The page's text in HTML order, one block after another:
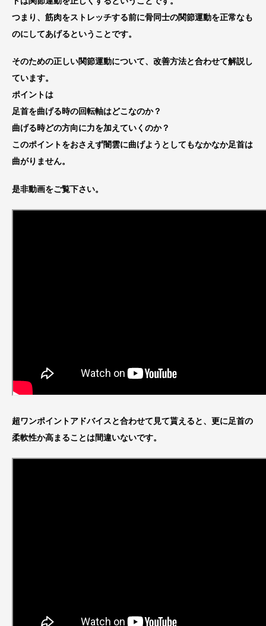
つまり、筋肉をストレッチする前に骨同士の関節運動を正常なも
のにしてあげるということです。
そのための正しい関節運動について、改善方法と合わせて解説し
ています。
ポイントは
足首を曲げる時の回転軸はどこなのか？
曲げる時どの方向に力を加えていくのか？
このポイントをおさえず闇雲に曲げようとしてもなかなか足首は
曲がりません。
是非動画をご覧下さい。
超ワンポイントアドバイスと合わせて見て貰えると、更に足首の
柔軟性か高まることは間違いないです。